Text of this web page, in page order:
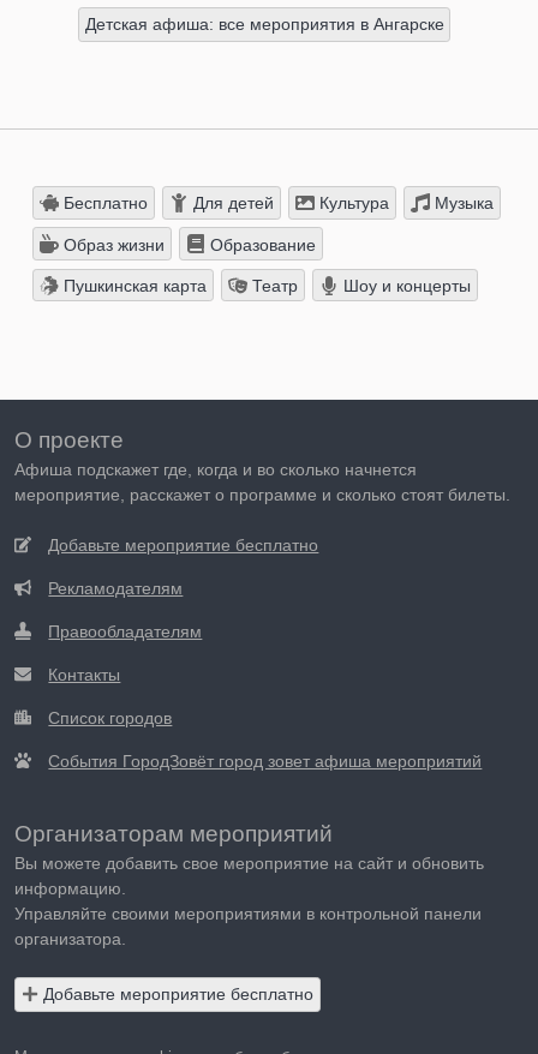
Детская афиша: все мероприятия в Ангарске
Бесплатно Для детей Культура Музыка
Образ жизни Образование
Пушкинская карта Театр Шоу и концерты
О проекте
Афиша подскажет где, когда и во сколько начнется
мероприятие, расскажет о программе и сколько стоят билеты.
Добавьте мероприятие бесплатно
Рекламодателям
Правообладателям
Контакты
Список городов
События ГородЗовёт город зовет афиша мероприятий
Организаторам мероприятий
Вы можете добавить свое мероприятие на сайт и обновить
информацию.
Управляйте своими мероприятиями в контрольной панели
организатора.
Добавьте мероприятие бесплатно